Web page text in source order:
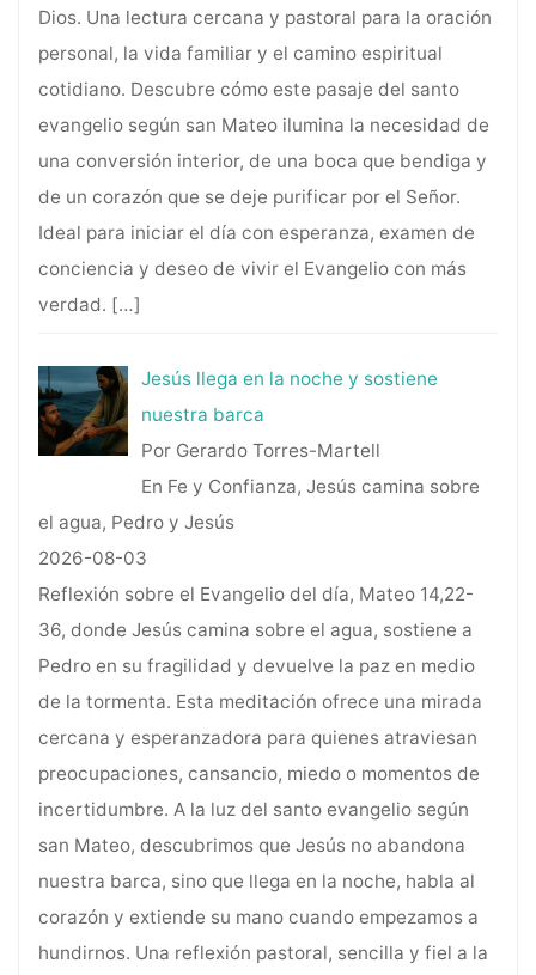
Dios. Una lectura cercana y pastoral para la oración
personal, la vida familiar y el camino espiritual
cotidiano. Descubre cómo este pasaje del santo
evangelio según san Mateo ilumina la necesidad de
una conversión interior, de una boca que bendiga y
de un corazón que se deje purificar por el Señor.
Ideal para iniciar el día con esperanza, examen de
conciencia y deseo de vivir el Evangelio con más
verdad. […]
Jesús llega en la noche y sostiene
nuestra barca
Por Gerardo Torres-Martell
En Fe y Confianza, Jesús camina sobre
el agua, Pedro y Jesús
2026-08-03
Reflexión sobre el Evangelio del día, Mateo 14,22-
36, donde Jesús camina sobre el agua, sostiene a
Pedro en su fragilidad y devuelve la paz en medio
de la tormenta. Esta meditación ofrece una mirada
cercana y esperanzadora para quienes atraviesan
preocupaciones, cansancio, miedo o momentos de
incertidumbre. A la luz del santo evangelio según
san Mateo, descubrimos que Jesús no abandona
nuestra barca, sino que llega en la noche, habla al
corazón y extiende su mano cuando empezamos a
hundirnos. Una reflexión pastoral, sencilla y fiel a la